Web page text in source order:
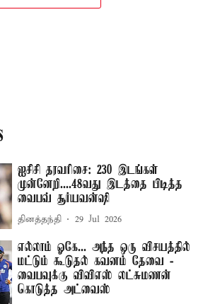
ஐசிசி தரவரிசை: 230 இடங்கள்
முன்னேறி....48வது இடத்தை பிடித்த
வைபவ் சூர்யவன்ஷி
தினத்தந்தி 29 Jul 2026
எல்லாம் ஓகே... அந்த ஒரு விசயத்தில்
மட்டும் கூடுதல் கவனம் தேவை -
வைபவுக்கு விவிஎஸ் லட்சுமணன்
கொடுத்த அட்வைஸ்